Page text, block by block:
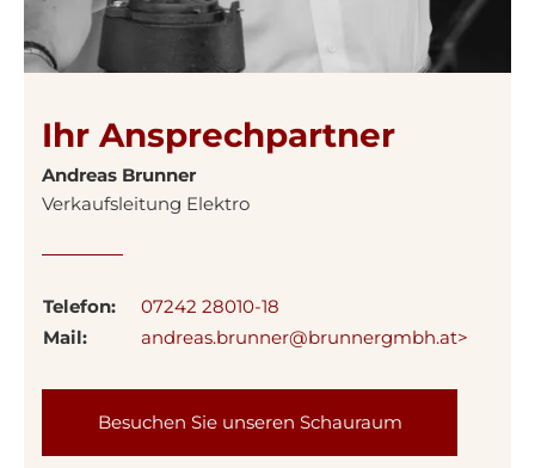
Ihr Ansprechpartner
Andreas Brunner
Verkaufsleitung Elektro
Telefon:
07242 28010-18
Mail:
andreas.brunner@brunnergmbh.at>
Besuchen Sie unseren Schauraum